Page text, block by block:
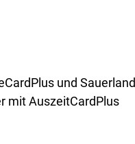
und Sauerland
mit AuszeitCardPlus